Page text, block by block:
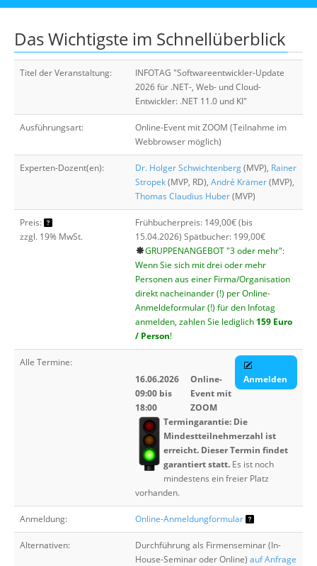
Suche
Das Wichtigste im Schnellüberblick
Titel der Veranstaltung:
INFOTAG "Softwareentwickler-Update
2026 für .NET-, Web- und Cloud-
Entwickler: .NET 11.0 und KI"
Ausführungsart:
Online-Event mit ZOOM (Teilnahme im
Webbrowser möglich)
Experten-Dozent(en): Dr. Holger Schwichtenberg(MVP), Rainer
Stropek(MVP, RD), André Krämer(MVP),
Thomas Claudius Huber(MVP)
Preis:
zzgl. 19% MwSt.
Frühbucherpreis: 149,00€ (bis
15.04.2026) Spätbucher: 199,00€
GRUPPENANGEBOT "3 oder mehr":
Wenn Sie sich mit drei oder mehr
Personen aus einer Firma/Organisation
direkt nacheinander (!) per Online-
Anmeldeformular (!) für den Infotag
anmelden, zahlen Sie lediglich 159 Euro
/ Person!
Alle Termine:
16.06.2026
09:00 bis
18:00
Online-
Event mit
ZOOM
Anmelden
Termingarantie: Die
Mindestteilnehmerzahl ist
erreicht. Dieser Termin findet
garantiert statt. Es ist noch
mindestens ein freier Platz
vorhanden.
Anmeldung: Online-Anmeldungformular
Alternativen:
Durchführung als Firmenseminar (In-
House-Seminar oder Online) auf Anfrage